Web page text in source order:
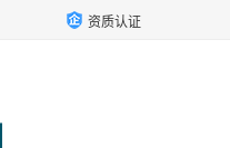
资质认证